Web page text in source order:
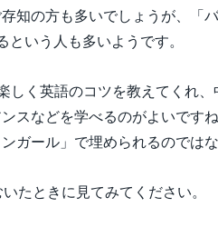
知の方も多いでしょうが、「
いう人も多いようです。
しく英語のコツを教えてくれ
スなどを学べるのがよいです
ガール」で埋められるのではな
たときに見てみてください。